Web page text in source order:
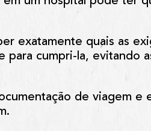
exatamente quais as
para cumpri-la, evitando
de viagem e